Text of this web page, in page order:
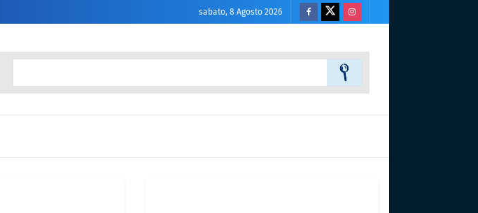
sabato, 8 Agosto 2026